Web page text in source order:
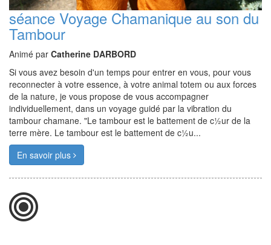
séance Voyage Chamanique au son du
Tambour
Animé par Catherine DARBORD
Si vous avez besoin d'un temps pour entrer en vous, pour vous
reconnecter à votre essence, à votre animal totem ou aux forces
de la nature, je vous propose de vous accompagner
individuellement, dans un voyage guidé par la vibration du
tambour chamane. "Le tambour est le battement de c½ur de la
terre mère. Le tambour est le battement de c½u...
En savoir plus